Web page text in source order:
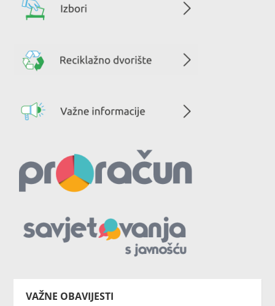
VAŽNE OBAVIJESTI